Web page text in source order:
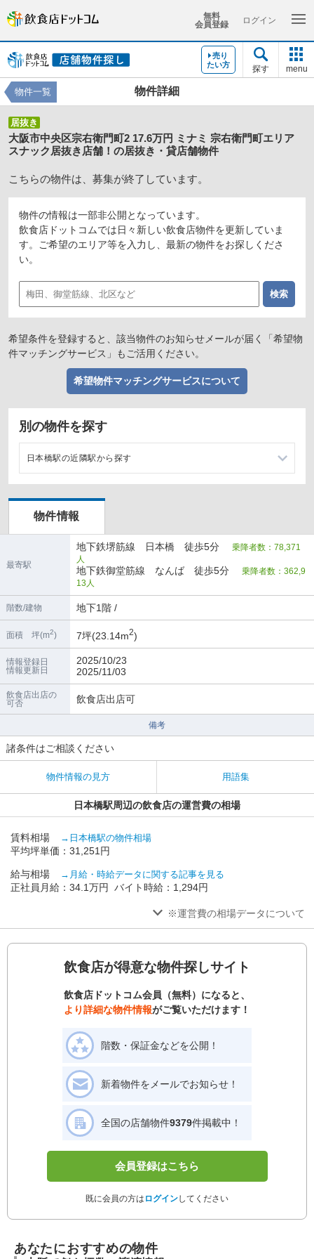
無料
会員登録
ログイン
売り
たい方
探す menu
物件詳細
物件一覧
居抜き
大阪市中央区宗右衛門町2 17.6万円 ミナミ 宗右衛門町エリア
スナック居抜き店舗！の居抜き・貸店舗物件
こちらの物件は、募集が終了しています。
物件の情報は一部非公開となっています。
飲食店ドットコムでは日々新しい飲食店物件を更新していま
す。ご希望のエリア等を入力し、最新の物件をお探しくださ
い。
希望条件を登録すると、該当物件のお知らせメールが届く「希望物
件マッチングサービス」もご活用ください。
希望物件マッチングサービスについて
別の物件を探す
日本橋駅の近隣駅から探す
長堀橋駅の店舗物件・貸店舗・テナント一覧
谷町九丁目駅の店舗物件・貸店舗・テナント一覧
なんば駅の店舗物件・貸店舗・テナント一覧
物件情報
最寄駅
地下鉄堺筋線 日本橋 徒歩5分 乗降者数：78,371
人
地下鉄御堂筋線 なんば 徒歩5分 乗降者数：362,9
13人
階数/建物 地下1階 /
面積 坪(m2) 7坪(23.14m2)
情報登録日
情報更新日
2025/10/23
2025/11/03
飲食店出店の
可否
飲食店出店可
備考
諸条件はご相談ください
物件情報の見方 用語集
日本橋駅周辺の飲食店の運営費の相場
賃料相場 →日本橋駅の物件相場
平均坪単価：31,251円
給与相場 →月給・時給データに関する記事を見る
正社員月給：34.1万円 バイト時給：1,294円
※運営費の相場データについて
飲食店が得意な物件探しサイト
飲食店ドットコム会員（無料）になると、
より詳細な物件情報がご覧いただけます！
階数・保証金などを公開！
新着物件をメールでお知らせ！
全国の店舗物件9379件掲載中！
会員登録はこちら
既に会員の方は ログインしてください
あなたにおすすめの物件